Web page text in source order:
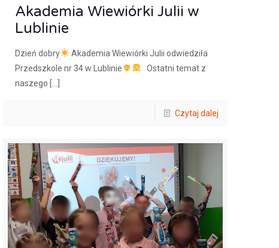
Akademia Wiewiórki Julii w
Lublinie
Dzień dobry
Akademia Wiewiórki Julii odwiedziła
Przedszkole nr 34 w Lublinie
Ostatni temat z
naszego
Czytaj dalej